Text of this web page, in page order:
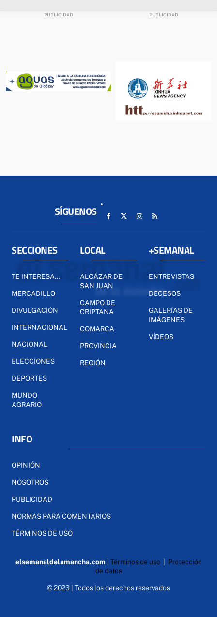
SÍGUENOS
SECCIONES
TE INTERESA...
MERCADILLO
DIVULGACIÓN
INTERNACIONAL
NACIONAL
ELECCIONES
DEPORTES
MUNDO
AGRARIO
LOCAL
ALCÁZAR DE
SAN JUAN
CAMPO DE
CRIPTANA
COMARCA
PROVINCIA
REGIÓN
+SEMANAL
ENTREVISTAS
DECESOS
GALERÍAS DE
IMÁGENES
VÍDEOS
INFO
OPINIÓN
NOSOTROS
PUBLICIDAD
NORMAS PARA COMENTARIOS
TÉRMINOS DE USO
elsemanaldelamancha.com Términos de uso| Protección
de datos
© 2023 | Todos los derechos reservados